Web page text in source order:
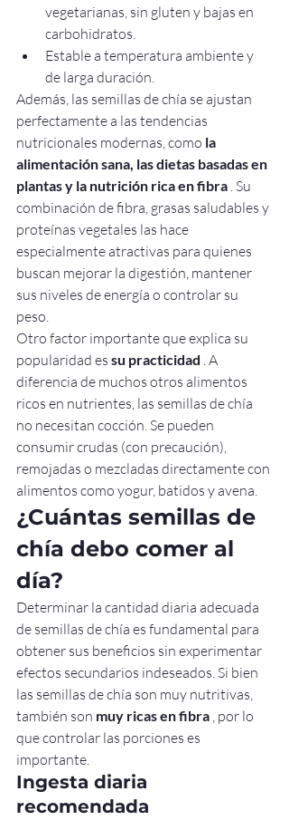
vegetarianas, sin gluten y bajas en
carbohidratos.
Estable a temperatura ambiente y
de larga duración.
Además, las semillas de chía se ajustan
perfectamente a las tendencias
nutricionales modernas, como la
alimentación sana, las dietas basadas en
plantas y la nutrición rica en fibra . Su
combinación de fibra, grasas saludables y
proteínas vegetales las hace
especialmente atractivas para quienes
buscan mejorar la digestión, mantener
sus niveles de energía o controlar su
peso.
Otro factor importante que explica su
popularidad es su practicidad . A
diferencia de muchos otros alimentos
ricos en nutrientes, las semillas de chía
no necesitan cocción. Se pueden
consumir crudas (con precaución),
remojadas o mezcladas directamente con
alimentos como yogur, batidos y avena.
¿Cuántas semillas de
chía debo comer al
día?
Determinar la cantidad diaria adecuada
de semillas de chía es fundamental para
obtener sus beneficios sin experimentar
efectos secundarios indeseados. Si bien
las semillas de chía son muy nutritivas,
también son muy ricas en fibra , por lo
que controlar las porciones es
importante.
Ingesta diaria
recomendada